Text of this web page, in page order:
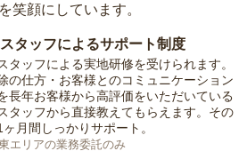
笑顔にしています。
タッフによるサポート制度
タッフによる実地研修を受けられます。
の仕方・お客様とのコミュニケーション
長年お客様から高評価をいただいている
タッフから直接教えてもらえます。その
月間しっかりサポート。
エリアの業務委託のみ